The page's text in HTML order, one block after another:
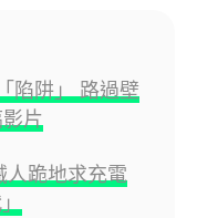
陷阱」 路過壁
片
人跪地求充電